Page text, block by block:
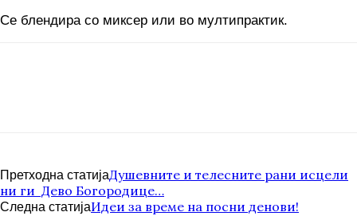
Се блендира со миксер или во мултипрактик.
Претходна статијаДушевните и телесните рани исцели
ни ги Дево Богородице…
Следна статијаИдеи за време на посни денови!